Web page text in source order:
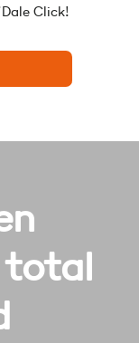
Click!
total